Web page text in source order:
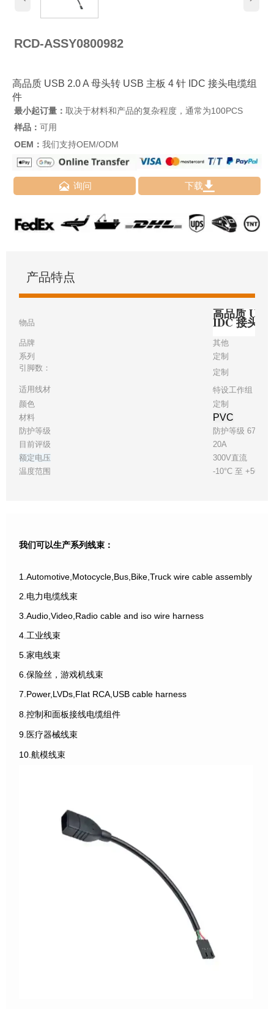
RCD-ASSY0800982
高品质 USB 2.0 A 母头转 USB 主板 4 针 IDC 接头电缆组
件
最小起订量： 取决于材料和产品的复杂程度，通常为100PCS
样品： 可用
OEM： 我们支持OEM/ODM
 询问 下载
产品特点
物品
高品质
IDC 接头电
品牌
其他
系列
定制
引脚数：
定制
适用线材
特设工作组 18
颜色
定制
材料
PVC
防护等级
防护等级 67
目前评级
20A
额定电压
300V直流
温度范围
-10°C 至 +50°C
我们可以生产系列线束：
1.Automotive,Motocycle,Bus,Bike,Truck wire cable assembly
2.电力电缆线束
3.Audio,Video,Radio cable and iso wire harness
4.工业线束
5.家电线束
6.保险丝，游戏机线束
7.Power,LVDs,Flat RCA,USB cable harness
8.控制和面板接线电缆组件
9.医疗器械线束
10.航模线束